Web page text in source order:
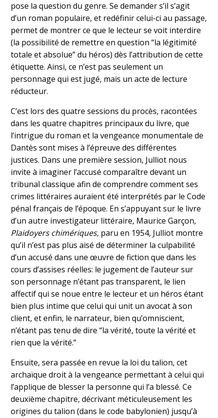
pose la question du genre. Se demander s’il s’agit
d’un roman populaire, et redéfinir celui-ci au passage,
permet de montrer ce que le lecteur se voit interdire
(la possibilité de remettre en question “la légitimité
totale et absolue” du héros) dès l’attribution de cette
étiquette. Ainsi, ce n’est pas seulement un
personnage qui est jugé, mais un acte de lecture
réducteur.
C’est lors des quatre sessions du procès, racontées
dans les quatre chapitres principaux du livre, que
l’intrigue du roman et la vengeance monumentale de
Dantès sont mises à l’épreuve des différentes
justices. Dans une première session, Julliot nous
invite à imaginer l’accusé comparaître devant un
tribunal classique afin de comprendre comment ses
crimes littéraires auraient été interprétés par le Code
pénal français de l’époque. En s’appuyant sur le livre
d’un autre investigateur littéraire, Maurice Garçon,
Plaidoyers chimériques, paru en 1954, Julliot montre
qu’il n’est pas plus aisé de déterminer la culpabilité
d’un accusé dans une œuvre de fiction que dans les
cours d’assises réelles: le jugement de l’auteur sur
son personnage n’étant pas transparent, le lien
affectif qui se noue entre le lecteur et un héros étant
bien plus intime que celui qui unit un avocat à son
client, et enfin, le narrateur, bien qu’omniscient,
n’étant pas tenu de dire “la vérité, toute la vérité et
rien que la vérité.”
Ensuite, sera passée en revue la loi du talion, cet
archaïque droit à la vengeance permettant à celui qui
l’applique de blesser la personne qui l’a blessé. Ce
deuxième chapitre, décrivant méticuleusement les
origines du talion (dans le code babylonien) jusqu’à